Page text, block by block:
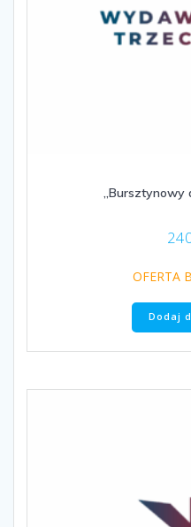
„Bursztynowy
OFERTA
Dodaj